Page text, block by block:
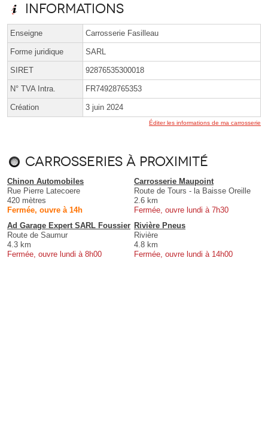
Informations
Enseigne Carrosserie Fasilleau
Forme juridique SARL
SIRET 92876535300018
N° TVA Intra. FR74928765353
Création 3 juin 2024
Éditer les informations de ma carrosserie
Carrosseries à proximité
Chinon Automobiles
Rue Pierre Latecoere
420 mètres
Fermée, ouvre à 14h
Carrosserie Maupoint
Route de Tours - la Baisse Oreille
2.6 km
Fermée, ouvre lundi à 7h30
Ad Garage Expert SARL Foussier
Route de Saumur
4.3 km
Fermée, ouvre lundi à 8h00
Rivière Pneus
Rivière
4.8 km
Fermée, ouvre lundi à 14h00